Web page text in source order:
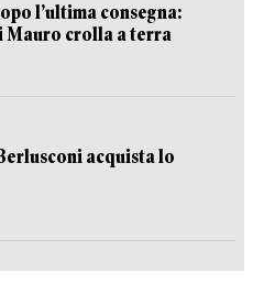
l’ultima consegna:
Mauro crolla a terra
acquista lo